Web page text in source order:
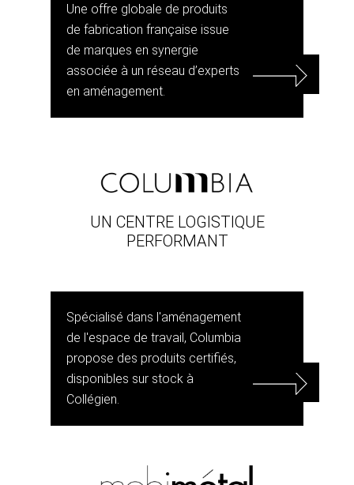
Une offre globale de produits
de fabrication française issue
de marques en synergie
associée à un réseau d’experts
en aménagement.
UN CENTRE LOGISTIQUE
PERFORMANT
Spécialisé dans l'aménagement
de l'espace de travail, Columbia
propose des produits certifiés,
disponibles sur stock à
Collégien.